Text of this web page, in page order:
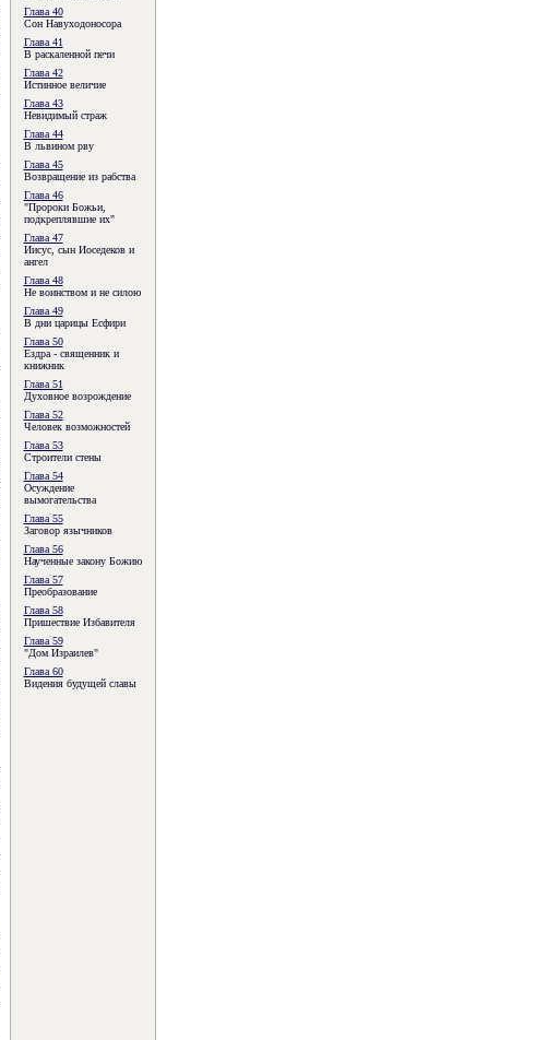
Глава 40
Сон Навуходоносора
Глава 41
В раскаленной печи
Глава 42
Истинное величие
Глава 43
Невидимый страж
Глава 44
В львином рву
Глава 45
Возвращение из рабства
Глава 46
"Пророки Божьи,
подкреплявшие их"
Глава 47
Иисус, сын Иоседеков и
ангел
Глава 48
Не воинством и не силою
Глава 49
В дни царицы Есфири
Глава 50
Ездра - священник и
книжник
Глава 51
Духовное возрождение
Глава 52
Человек возможностей
Глава 53
Строители стены
Глава 54
Осуждение
вымогательства
Глава 55
Заговор язычников
Глава 56
Наученные закону Божию
Глава 57
Преобразование
Глава 58
Пришествие Избавителя
Глава 59
"Дом Израилев"
Глава 60
Видения будущей славы